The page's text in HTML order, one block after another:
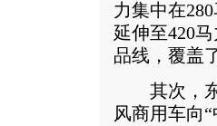
力集中在
延伸至420
品线，覆盖
其次，东
风商用车向